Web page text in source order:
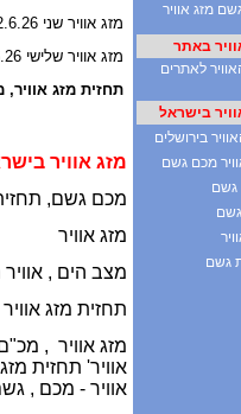
מזג אוויר
באתר
לאתרים
בישראל
בירושלים
מכם גשם
גשם
גשם
מזג אוויר שני 2.6.26 מזג אוויר מתחמם
מזג אוויר שלישי 3.6.26 מזג אוויר חם מהרגיל
תחזית מזג
מזג אוויר
מכם גשם,
מזג אוויר
מצב הים ,
תחזית מזג
מזג אוויר , מכ"ם
אוויר' תחזית
אוויר - מכם ,